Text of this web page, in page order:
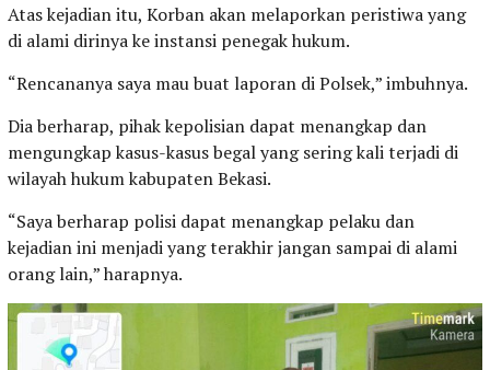
Atas kejadian itu, Korban akan melaporkan peristiwa yang
di alami dirinya ke instansi penegak hukum.
“Rencananya saya mau buat laporan di Polsek,” imbuhnya.
Dia berharap, pihak kepolisian dapat menangkap dan
mengungkap kasus-kasus begal yang sering kali terjadi di
wilayah hukum kabupaten Bekasi.
“Saya berharap polisi dapat menangkap pelaku dan
kejadian ini menjadi yang terakhir jangan sampai di alami
orang lain,” harapnya.